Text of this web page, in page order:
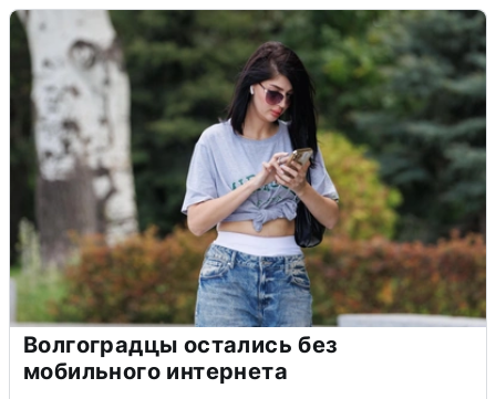
Волгоградцы остались без
мобильного интернета